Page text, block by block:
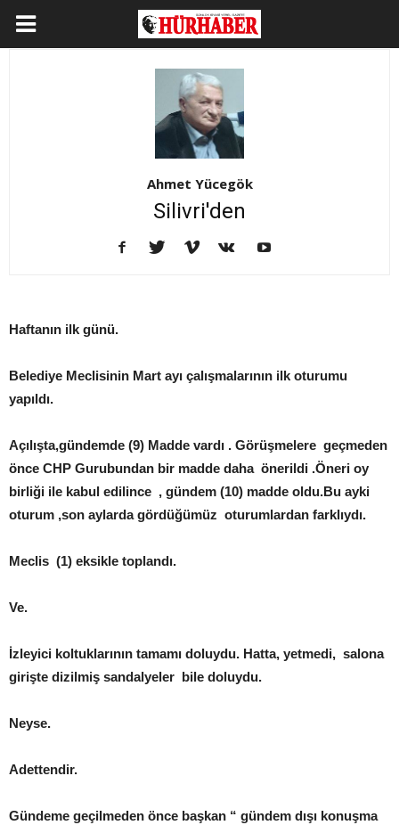
Ahmet Yücegök
Silivri'den
Haftanın ilk günü.
Belediye Meclisinin Mart ayı çalışmalarının ilk oturumu
yapıldı.
Açılışta,gündemde (9) Madde vardı . Görüşmelere geçmeden
önce CHP Gurubundan bir madde daha önerildi .Öneri oy
birliği ile kabul edilince , gündem (10) madde oldu.Bu ayki
oturum ,son aylarda gördüğümüz oturumlardan farklıydı.
Meclis (1) eksikle toplandı.
Ve.
İzleyici koltuklarının tamamı doluydu. Hatta, yetmedi, salona
girişte dizilmiş sandalyeler bile doluydu.
Neyse.
Adettendir.
Gündeme geçilmeden önce başkan “ gündem dışı konuşma